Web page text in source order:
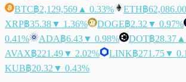
BTC฿2,129,569 ▲ 0.33% ETH฿62,086.00
XRP฿35.38▼ 1.36% DOGE฿2.32 ▼ 0.97%
0.41%
ADA฿6.43▼ 0.98% DOT฿28.37 ▲
AVAX฿221.49▼ 2.02% LINK฿271.75▼
KUB฿20.32 ▼ 0.43%